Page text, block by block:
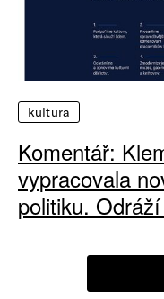
kultura
Komentář:
vypracovala
politiku.